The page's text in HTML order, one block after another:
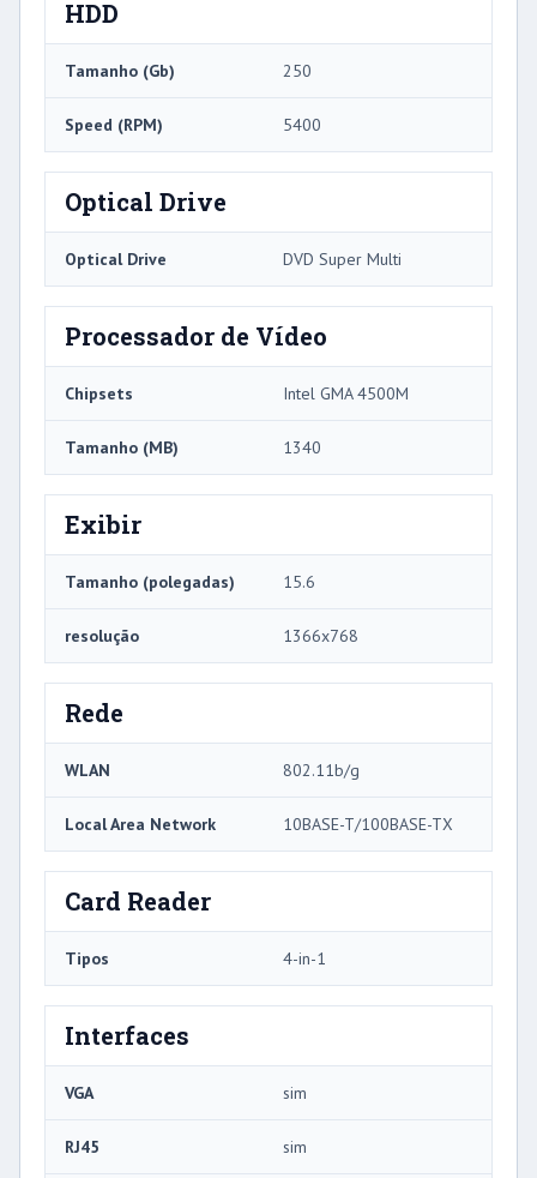
HDD
Tamanho (Gb) 250
Speed ​​(RPM) 5400
Optical Drive
Optical Drive DVD Super Multi
Processador de Vídeo
Chipsets Intel GMA 4500M
Tamanho (MB) 1340
Exibir
Tamanho (polegadas) 15.6
resolução 1366x768
Rede
WLAN 802.11b/g
Local Area Network 10BASE-T/100BASE-TX
Card Reader
Tipos 4-in-1
Interfaces
VGA sim
RJ45 sim